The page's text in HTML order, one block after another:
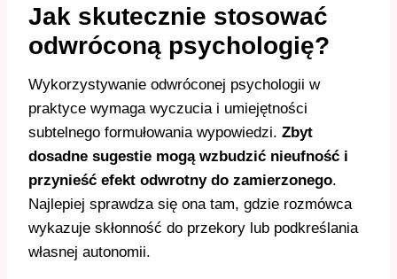
Jak skutecznie stosować
odwróconą psychologię?
Wykorzystywanie odwróconej psychologii w
praktyce wymaga wyczucia i umiejętności
subtelnego formułowania wypowiedzi. Zbyt
dosadne sugestie mogą wzbudzić nieufność i
przynieść efekt odwrotny do zamierzonego.
Najlepiej sprawdza się ona tam, gdzie rozmówca
wykazuje skłonność do przekory lub podkreślania
własnej autonomii.